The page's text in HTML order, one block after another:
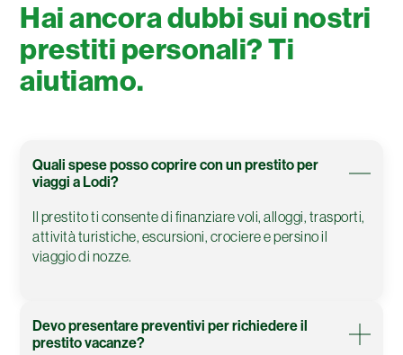
Hai ancora dubbi sui nostri
prestiti personali? Ti
aiutiamo.
Quali spese posso coprire con un prestito per
viaggi a Lodi?
Il prestito ti consente di finanziare voli, alloggi, trasporti,
attività turistiche, escursioni, crociere e persino il
viaggio di nozze.
Devo presentare preventivi per richiedere il
prestito vacanze?